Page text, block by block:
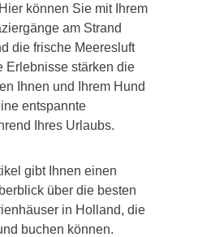
können Sie mit Ihrem
am Strand
die frische Meeresluft
Erlebnisse stärken die
Ihnen und Ihrem Hund
entspannte
Ihres Urlaubs.
gibt Ihnen einen
über die besten
in Holland, die
buchen können.